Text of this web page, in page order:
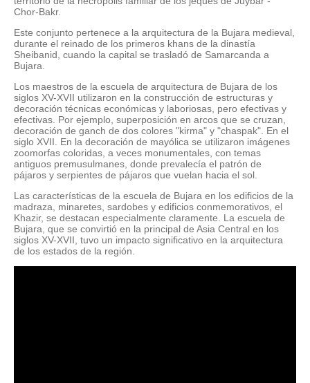
Chor-Bakr.
Este conjunto pertenece a la arquitectura de la Bujara medieval,
durante el reinado de los primeros khans de la dinastía
Sheibanid, cuando la capital se trasladó de Samarcanda a
Bujara.
Los maestros de la escuela de arquitectura de Bujara de los
siglos XV-XVII utilizaron en la construcción de estructuras y
decoración técnicas económicas y laboriosas, pero efectivas y
efectivas. Por ejemplo, superposición en arcos que se cruzan,
decoración de ganch de dos colores "kirma" y "chaspak". En el
siglo XVII. En la decoración de mayólica se utilizaron imágenes
zoomorfas coloridas, a veces monumentales, con temas
antiguos premusulmanes, donde prevalecía el patrón de
pájaros y serpientes de pájaros que vuelan hacia el sol.
Las características de la escuela de Bujara en los edificios de la
madraza, minaretes, sardobes y edificios conmemorativos, el
Khazir, se destacan especialmente claramente. La escuela de
Bujara, que se convirtió en la principal de Asia Central en los
siglos XV-XVII, tuvo un impacto significativo en la arquitectura
de los estados de la región.